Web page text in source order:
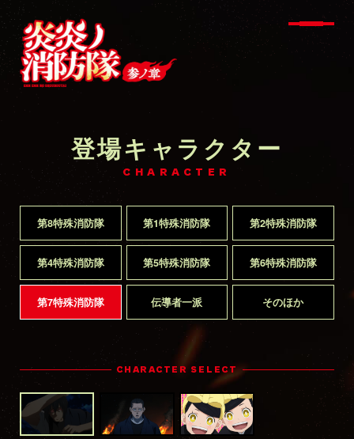
登場キャラクター
CHARACTER
第8特殊消防隊 第1特殊消防隊 第2特殊消防隊
第4特殊消防隊 第5特殊消防隊 第6特殊消防隊
第7特殊消防隊 伝導者一派 そのほか
CHARACTER SELECT